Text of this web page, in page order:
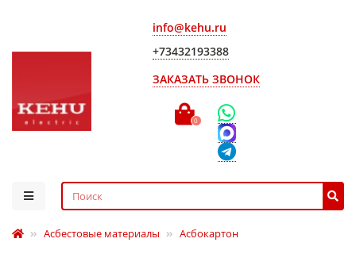
info@kehu.ru
+73432193388
ЗАКАЗАТЬ ЗВОНОК
0
Асбестовые материалы Асбокартон